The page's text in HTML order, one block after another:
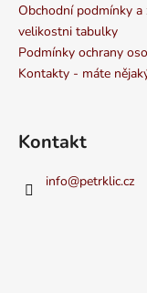
Obchodní podmínky a
velikostni tabulky
Podmínky ochrany
Kontakty - máte
Kontakt
info@petrklic.cz